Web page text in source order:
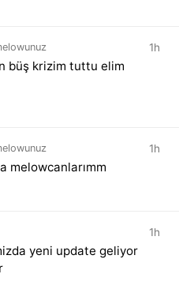
1h
büş krizim tuttu elim
1h
melowcanlarımm
1h
yeni update geliyor